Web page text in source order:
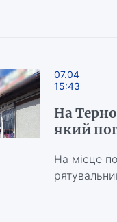
07.04
15:43
На
який
На місце